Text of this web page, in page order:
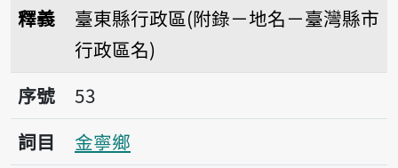
釋義
臺東縣行政區(附錄－地名－臺灣縣市
行政區名)
序號53金寧鄉
序號
53
詞目
金寧鄉